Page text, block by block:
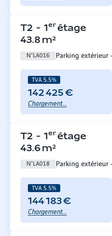
T2 - 1 er étage
43.8 m²
N°LA016 Parking extérieur
TVA 5.5%
142 425 €
Chargement...
T2 - 1 er étage
43.6 m²
N°LA018 Parking extérieur
TVA 5.5%
144 183 €
Chargement...